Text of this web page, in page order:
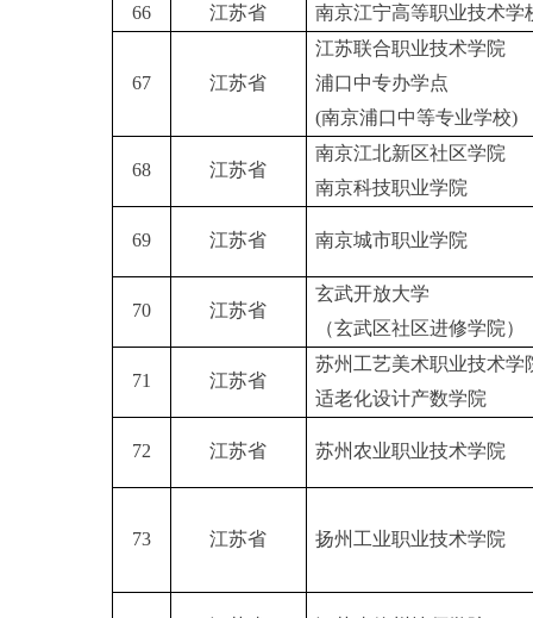
66 江苏省 南京江宁高等职业技术学
67 江苏省
江苏联合职业技术学院
浦口中专办学点
(南京浦口中等专业学校)
68 江苏省
南京江北新区社区学院
南京科技职业学院
69 江苏省 南京城市职业学院
70 江苏省
玄武开放大学
（玄武区社区进修学院）
71 江苏省
苏州工艺美术职业技术学
适老化设计产数学院
72 江苏省 苏州农业职业技术学院
73 江苏省 扬州工业职业技术学院